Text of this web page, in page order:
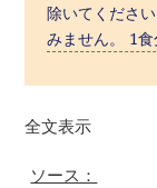
除いてくださ
みません。 1
全文表示
ソース：